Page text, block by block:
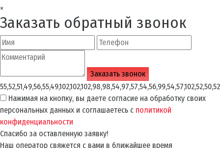
×
Заказать обратный звонок
Нажимая на кнопку, вы даете согласие на обработку своих
персональных данных и соглашаетесь с политикой
конфиденциальности
Спасибо за оставленную заявку!
Наш оператор свяжется с вами в ближайшее время